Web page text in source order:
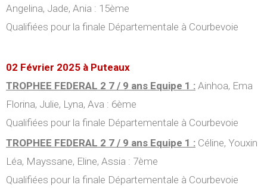
Angelina, Jade, Ania : 15ème
Qualifiées pour la finale Départementale à Courbevoie
02 Février 2025 à Puteaux
TROPHEE FEDERAL 2 7 / 9 ans Equipe 1 : Ainhoa, Ema
Florina, Julie, Lyna, Ava : 6ème
Qualifiées pour la finale Départementale à Courbevoie
TROPHEE FEDERAL 2 7 / 9 ans Equipe 1 : Céline, Youxin
Léa, Mayssane, Eline, Assia : 7ème
Qualifiées pour la finale Départementale à Courbevoie